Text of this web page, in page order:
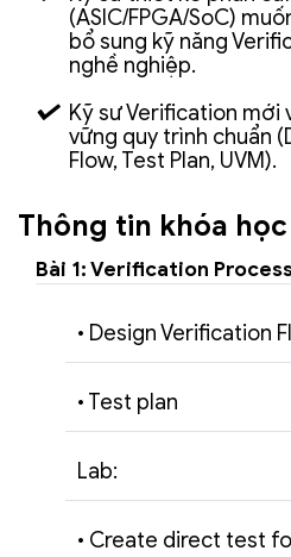
(ASIC/FPGA/SoC)
bổ sung kỹ năng
nghề nghiệp.
Kỹ sư Verification mới
vững quy trình chuẩn
Flow, Test Plan, UVM).
Thông tin khóa học
Bài 1: Verification
• Design Verification
• Test plan
Lab:
• Create direct test